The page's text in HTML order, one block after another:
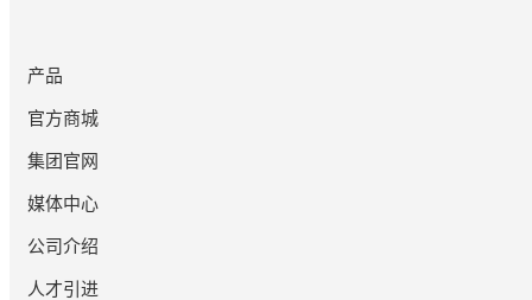
产品
官方商城
集团官网
媒体中心
公司介绍
人才引进